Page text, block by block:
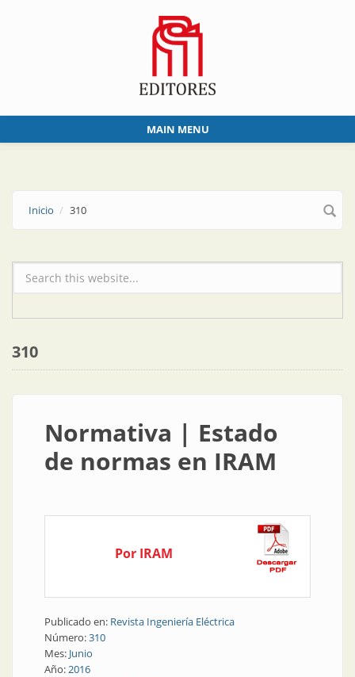
MAIN MENU
Inicio 310
Formulario de búsqueda
310
Normativa | Estado
de normas en IRAM
Por IRAM
Publicado en: Revista Ingeniería Eléctrica
Número:310
Mes: Junio
Año:2016